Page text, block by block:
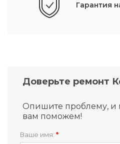
Гарантия
Доверьте ремонт
Опишите проблему, и
вам поможем!
Ваше имя: *